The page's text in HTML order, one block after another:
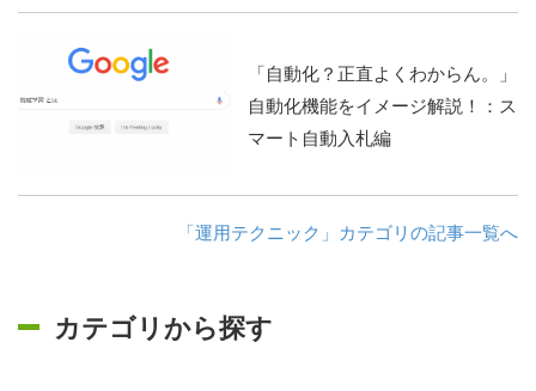
「自動化？正直よくわからん。」
自動化機能をイメージ解説！：ス
マート自動入札編
「運用テクニック」カテゴリの記事一覧へ
カテゴリから探す